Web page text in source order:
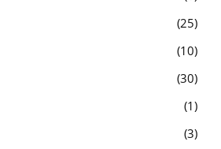
25
10
30
1
3